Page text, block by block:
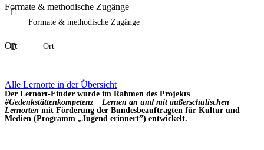
Formate & methodische Zugänge
Ort
Alle Lernorte in der Übersicht
Der Lernort-Finder wurde im Rahmen des Projekts
#Gedenkstättenkompetenz – Lernen an und mit außerschulischen
Lernorten mit Förderung der Bundesbeauftragten für Kultur und
Medien (Programm „Jugend erinnert”) entwickelt.